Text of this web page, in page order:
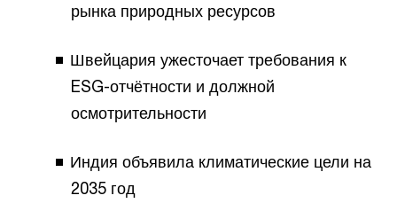
рынка природных ресурсов
Швейцария ужесточает требования к
ESG-отчётности и должной
осмотрительности
Индия объявила климатические цели на
2035 год